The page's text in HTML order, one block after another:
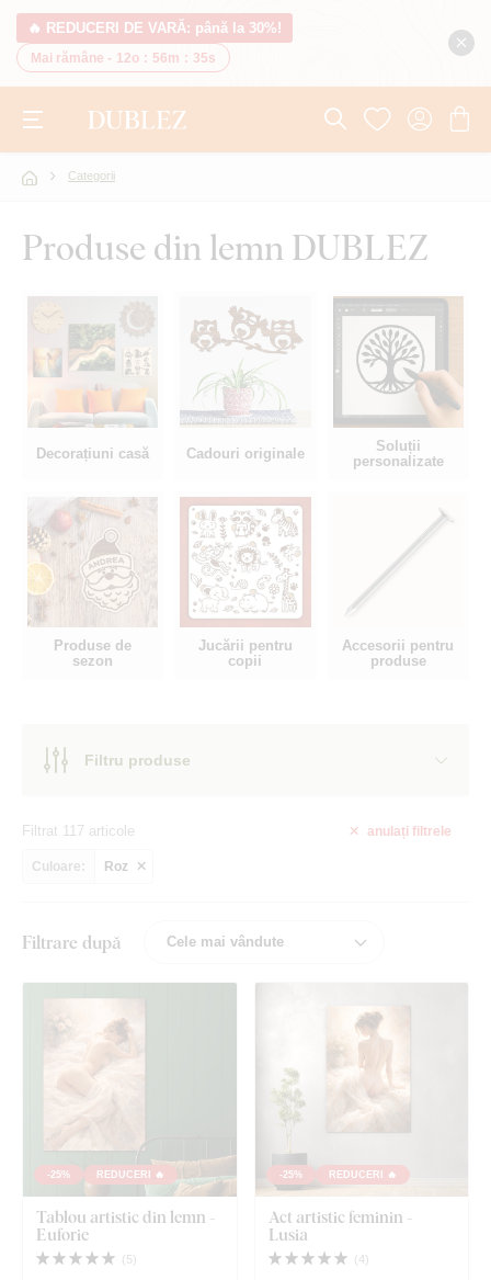
🔥 REDUCERI DE VARĂ: până la 30%!
Mai rămâne - 12o : 56m : 34s
Categorii
Produse din lemn DUBLEZ
Decorațiuni casă Cadouri originale
Soluții
personalizate
Produse de
sezon
Jucării pentru
copii
Accesorii pentru
produse
Filtru produse
anulați filtrele
Filtrat 117 articole
Culoare: Roz
Filtrare după
-25% REDUCERI 🔥
Tablou artistic din lemn -
Euforie
( 5)
-25% REDUCERI 🔥
Act artistic feminin -
Lusia
( 4)